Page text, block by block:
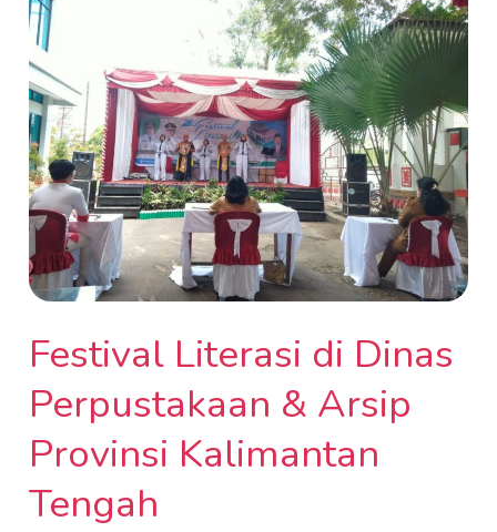
Festival Literasi di Dinas
Perpustakaan & Arsip
Provinsi Kalimantan
Tengah
Literasi
di
Dinas
Perpustakaan
&
Arsip
Provinsi
Kalimantan
Tengah